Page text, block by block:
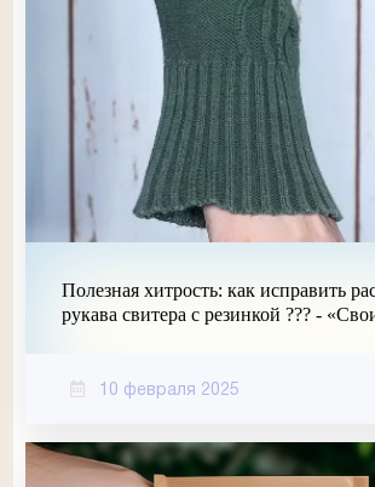
Полезная хитрость: как исправить
рукава свитера с резинкой ??? -
10 февраля 2025